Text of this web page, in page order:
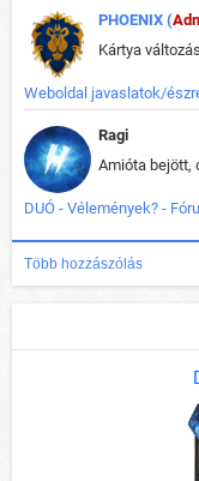
PHOENIX (
Weboldal javaslatok/
Ragi
DUÓ - Vélemények? -
Több hozzászólás